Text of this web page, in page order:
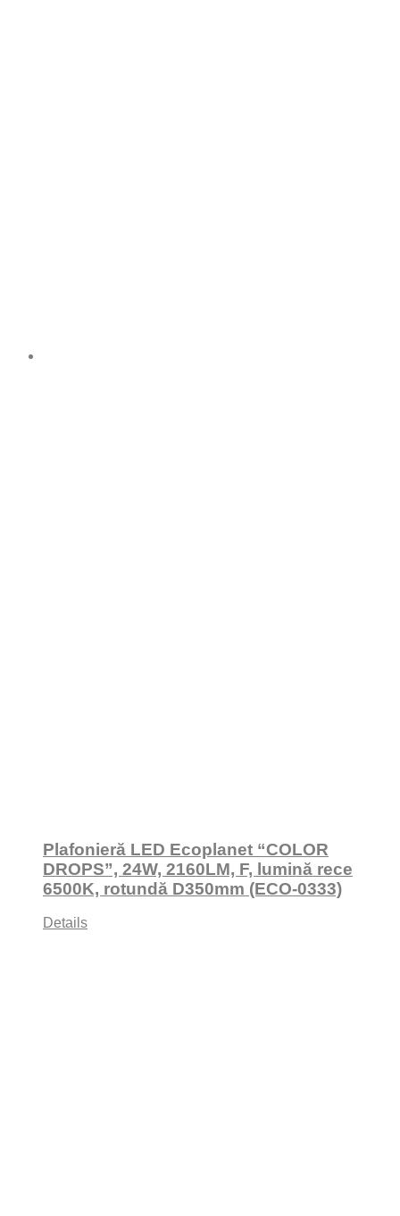
Plafonieră LED Ecoplanet “COLOR
DROPS”, 24W, 2160LM, F, lumină rece
6500K, rotundă D350mm (ECO-0333)
Details